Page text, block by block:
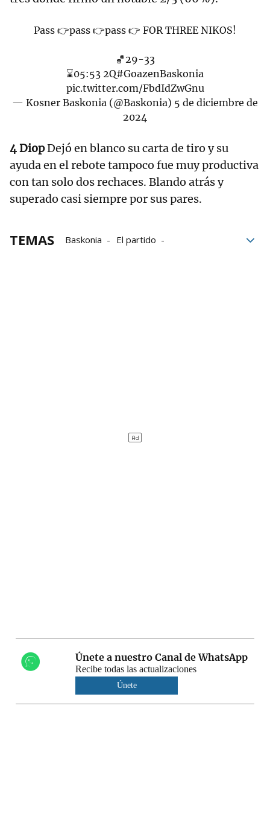
Pass 👉pass 👉pass 👉 FOR THREE NIKOS!
🏀29-33
⌛️05:53 2Q#GoazenBaskonia
pic.twitter.com/FbdIdZwGnu
— Kosner Baskonia (@Baskonia) 5 de diciembre de
2024
4 DiopDejó en blanco su carta de tiro y su
ayuda en el rebote tampoco fue muy productiva
con tan solo dos rechaces. Blando atrás y
superado casi siempre por sus pares.
TEMAS Baskonia
El partido
Únete a nuestro Canal de WhatsApp
Recibe todas las actualizaciones
Únete